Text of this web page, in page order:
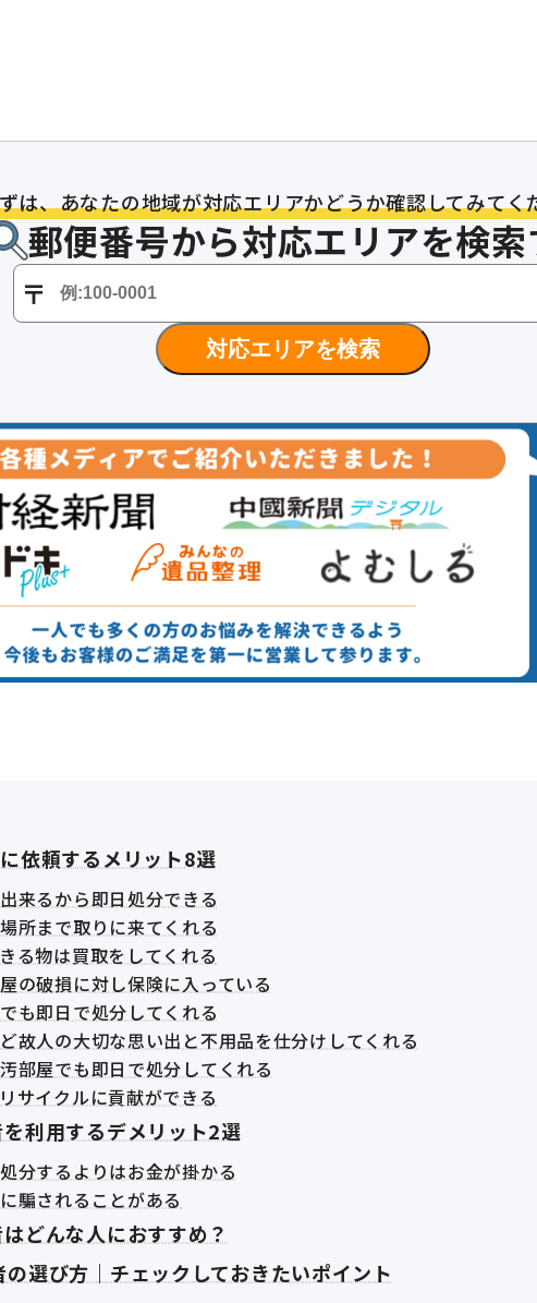
今ならweb割で
は
！
07時
0120-109-
【受付時間】24時間365日
は、あなたの地域が対応エリアかどうか確認してみてく
郵便番号から対応エリアを検
対応エリアを検索
依頼するメリット8選
来るから即日処分できる
所まで取りに来てくれる
る物は買取をしてくれる
の破損に対し保険に入っている
も即日で処分してくれる
故人の大切な思い出と不用品を仕分けしてくれる
部屋でも即日で処分してくれる
サイクルに貢献ができる
利用するデメリット2選
分するよりはお金が掛かる
騙されることがある
どんな人におすすめ？
選び方｜チェックしておきたいポイント